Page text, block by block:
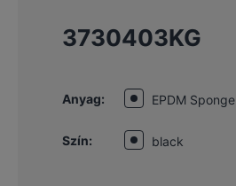
3730403KG
Anyag: EPDM Sponge
Szín: black